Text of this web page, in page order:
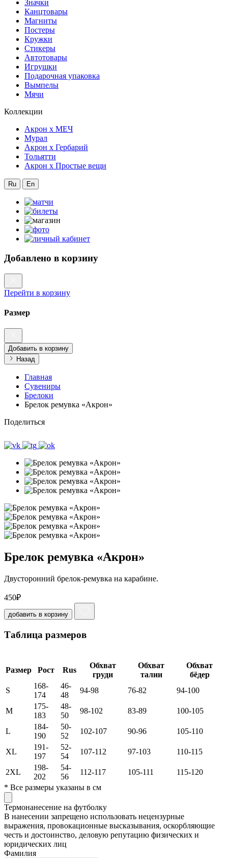
Значки
Канцтовары
Магниты
Постеры
Кружки
Стикеры
Автотовары
Игрушки
Подарочная упаковка
Вымпелы
Мячи
Коллекции
Акрон x МЕЧ
Мурал
Акрон x Гербарий
Тольятти
Акрон x Простые вещи
Ru En
Добавлено в корзину
Перейти в корзину
Размер
Добавить в корзину
Назад
Главная
Сувениры
Брелоки
Брелок ремувка «Акрон»
Поделиться
Брелок ремувка «Акрон»
Двусторонний брелок-ремувка на карабине.
450₽
добавить в корзину
Таблица размеров
Размер Рост Rus
Обхват
груди
Обхват
талии
Обхват
бёдер
S
168-
174
46-
48
94-98 76-82 94-100
M
175-
183
48-
50
98-102 83-89 100-105
L
184-
190
50-
52
102-107 90-96 105-110
XL
191-
197
52-
54
107-112 97-103 110-115
2XL
198-
202
54-
56
112-117 105-111
115-120
* Все размеры указаны в см
Термонанесение на футболку
В нанесении запрещено использовать нецензурные
выражения, провокационные высказывания, оскорбляющие
честь и достоинство, деловую репутацию физических и
юридических лиц
Фамилия